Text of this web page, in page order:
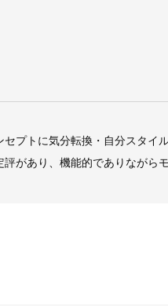
プトに気分転換・自分スタイ
があり、機能的でありながら